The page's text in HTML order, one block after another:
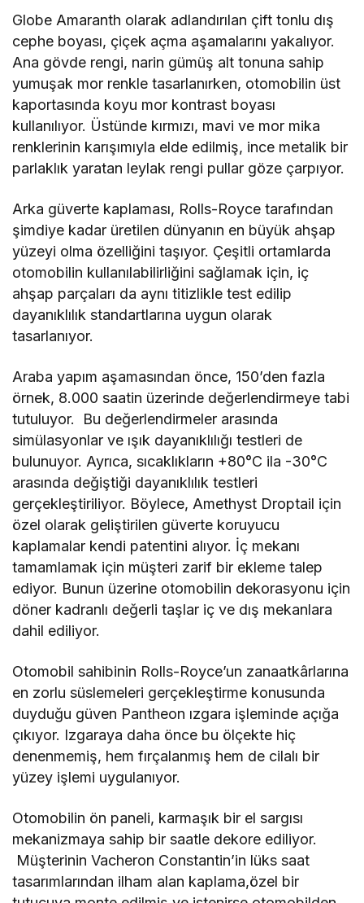
Globe Amaranth olarak adlandırılan çift tonlu dış
cephe boyası, çiçek açma aşamalarını yakalıyor.
Ana gövde rengi, narin gümüş alt tonuna sahip
yumuşak mor renkle tasarlanırken, otomobilin üst
kaportasında koyu mor kontrast boyası
kullanılıyor. Üstünde kırmızı, mavi ve mor mika
renklerinin karışımıyla elde edilmiş, ince metalik bir
parlaklık yaratan leylak rengi pullar göze çarpıyor.
Arka güverte kaplaması, Rolls-Royce tarafından
şimdiye kadar üretilen dünyanın en büyük ahşap
yüzeyi olma özelliğini taşıyor. Çeşitli ortamlarda
otomobilin kullanılabilirliğini sağlamak için, iç
ahşap parçaları da aynı titizlikle test edilip
dayanıklılık standartlarına uygun olarak
tasarlanıyor.
Araba yapım aşamasından önce, 150’den fazla
örnek, 8.000 saatin üzerinde değerlendirmeye tabi
tutuluyor. Bu değerlendirmeler arasında
simülasyonlar ve ışık dayanıklılığı testleri de
bulunuyor. Ayrıca, sıcaklıkların +80°C ila -30°C
arasında değiştiği dayanıklılık testleri
gerçekleştiriliyor. Böylece, Amethyst Droptail için
özel olarak geliştirilen güverte koruyucu
kaplamalar kendi patentini alıyor. İç mekanı
tamamlamak için müşteri zarif bir ekleme talep
ediyor. Bunun üzerine otomobilin dekorasyonu için
döner kadranlı değerli taşlar iç ve dış mekanlara
dahil ediliyor.
Otomobil sahibinin Rolls-Royce’un zanaatkârlarına
en zorlu süslemeleri gerçekleştirme konusunda
duyduğu güven Pantheon ızgara işleminde açığa
çıkıyor. Izgaraya daha önce bu ölçekte hiç
denenmemiş, hem fırçalanmış hem de cilalı bir
yüzey işlemi uygulanıyor.
Otomobilin ön paneli, karmaşık bir el sargısı
mekanizmaya sahip bir saatle dekore ediliyor.
Müşterinin Vacheron Constantin’in lüks saat
tasarımlarından ilham alan kaplama,özel bir